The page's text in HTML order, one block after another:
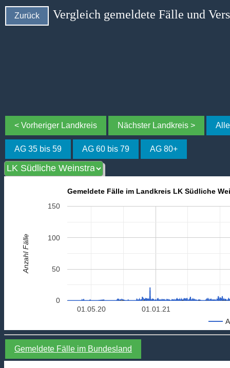
Zurück Vergleich gemeldete Fälle und
< Vorheriger Landkreis Nächster Landkreis >
AG 35 bis 59 AG 60 bis 79 AG 80+
Gemeldete Fälle im Landkreis LK Südliche
01.01.21
01.05.20
0
50
100
150
Anzahl Fälle
Gemeldete Fälle im Bundesland